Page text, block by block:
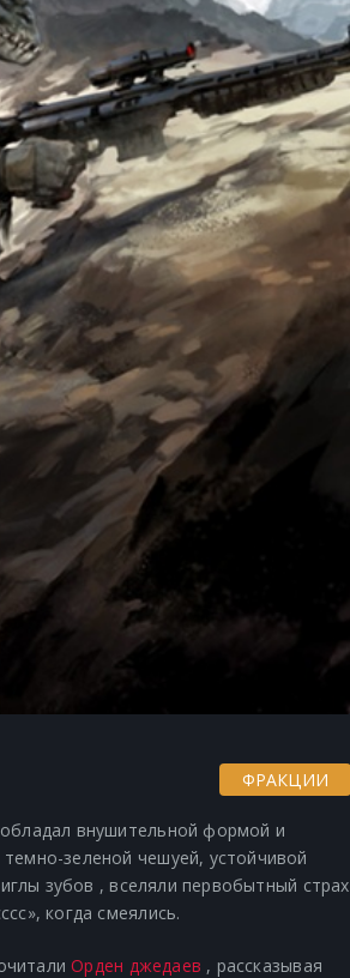
ФРАКЦИИ
внушительной формой и
зеленой чешуей, устойчивой
зубов , вселяли первобытный страх
когда смеялись.
Орден джедаев , рассказывая